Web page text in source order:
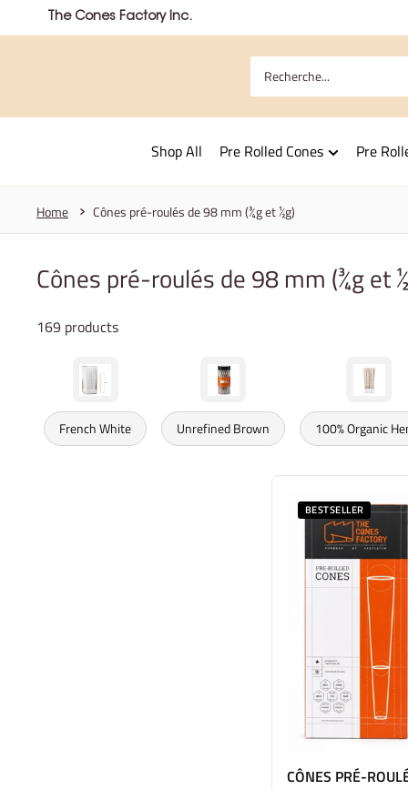
au
The Cones Factory Inc.
Shop All Pre Rolled Cones Pre
Home Cônes pré-roulés de 98 mm (¾g et ½g)
Cônes pré-roulés de 98 mm (¾g et
169 products
French White Unrefined Brown 100% Organic
BESTSELLER
CÔNES PRÉ-